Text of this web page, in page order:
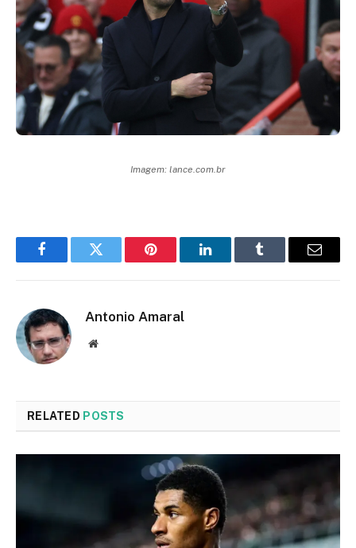
Imagem: lance.com.br
FacebookTwitter Pinterest LinkedInTumblr Email
Antonio Amaral
Website
RELATED POSTS